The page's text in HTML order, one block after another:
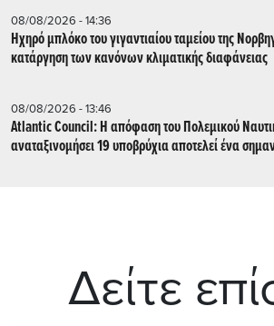
08/08/2026 - 14:36
Ηχηρό μπλόκο του γιγαντιαίου ταμείου της
κατάργηση των κανόνων κλιματικής διαφάνειας
08/08/2026 - 13:46
Atlantic Council: Η απόφαση του Πολεμικού
αναταξινομήσει 19 υποβρύχια αποτελεί ένα
Δείτε